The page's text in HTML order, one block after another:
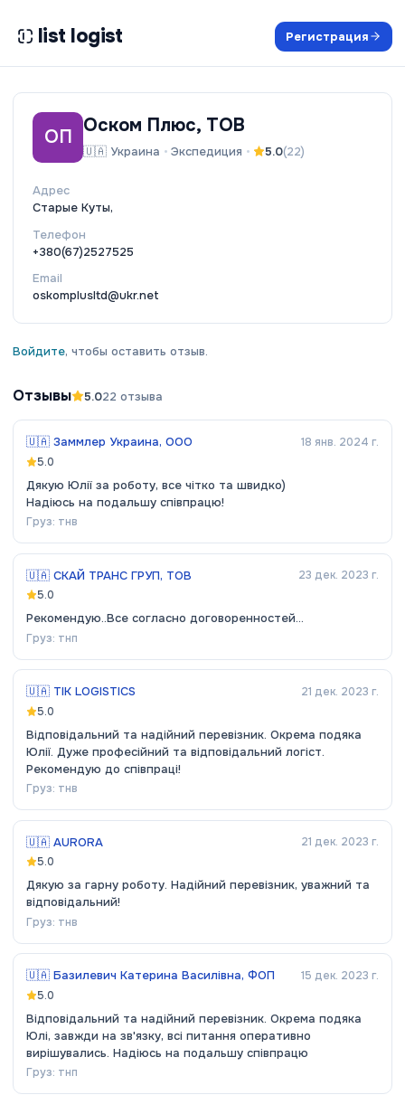
list logist Регистрация
ОП
Оском Плюс, ТОВ
🇺🇦 Украина • Экспедиция • 5.0(22)
Адрес
Старые Куты,
Телефон
+380(67)2527525
Email
oskomplusltd@ukr.net
Войдите, чтобы оставить отзыв.
Отзывы 5.022 отзыва
🇺🇦 Заммлер Украина, ООО
18 янв. 2024 г.
5.0
Дякую Юлії за роботу, все чітко та швидко)
Надіюсь на подальшу співпрацю!
Груз: тнв
🇺🇦 СКАЙ ТРАНС ГРУП, ТОВ
23 дек. 2023 г.
5.0
Рекомендую..Все согласно договоренностей...
Груз: тнп
🇺🇦 TIK LOGISTICS
21 дек. 2023 г.
5.0
Відповідальний та надійний перевізник. Окрема подяка
Юлії. Дуже професійний та відповідальний логіст.
Рекомендую до співпраці!
Груз: тнв
🇺🇦 AURORA
21 дек. 2023 г.
5.0
Дякую за гарну роботу. Надійний перевізник, уважний та
відповідальний!
Груз: тнв
🇺🇦 Базилевич Катерина Василівна, ФОП
15 дек. 2023 г.
5.0
Відповідальний та надійний перевізник. Окрема подяка
Юлі, завжди на зв'язку, всі питання оперативно
вирішувались. Надіюсь на подальшу співпрацю
Груз: тнп